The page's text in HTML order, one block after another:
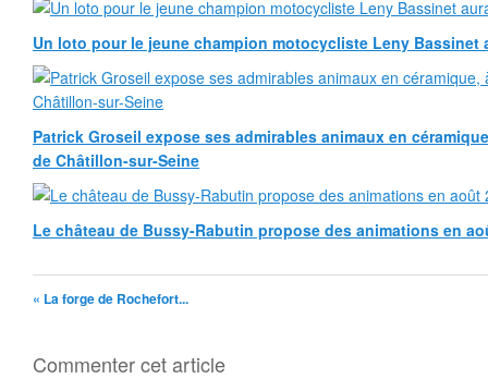
Un loto pour le jeune champion motocycliste Leny Bassinet
Patrick Groseil expose ses admirables animaux en
de Châtillon-sur-Seine
Le château de Bussy-Rabutin propose des animations en
« La forge de Rochefort...
Commenter cet article